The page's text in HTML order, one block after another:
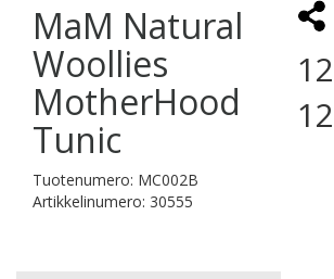
MaM Natural
Woollies
MotherHood
Tunic
Tuotenumero: MC002B
Artikkelinumero: 30555